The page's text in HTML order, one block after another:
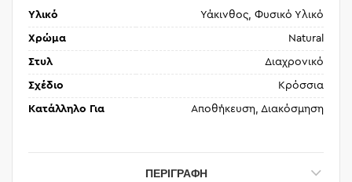
Υλικό Υάκινθος, Φυσικό Υλικό
Χρώμα Natural
Στυλ Διαχρονικό
Σχέδιο Κρόσσια
Κατάλληλο Για Αποθήκευση, Διακόσμηση
ΠΕΡΙΓΡΑΦΉ